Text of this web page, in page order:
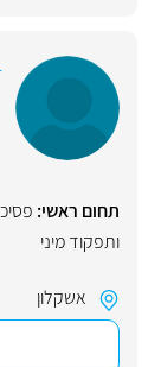
תחום ראשי:
ותפקוד מיני
אשקלון